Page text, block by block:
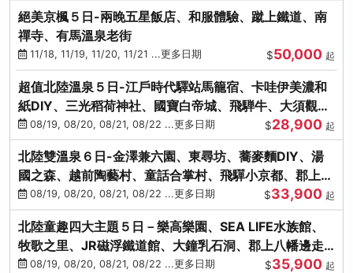
絕美京楓５日-兩晚五星飯店、和服體驗、蹴上鐵道、南
禪寺、有馬溫泉老街
11/18, 11/19, 11/20, 11/21 ...更多日期 $50,000 起
超值北陸溫泉５日-江戶時代驛站馬籠宿、卡哇伊美濃和
紙DIY、三光稻荷神社、國寶白帝城、飛騨牛、大須觀音
街、下呂溫泉
08/19, 08/20, 08/21, 08/22 ...更多日期 $28,900 起
北陸雙溫泉６日-金澤兼六園、東尋坊、蕎麥麵DIY、湯
國之森、越前陶藝村、童話合掌村、飛驒小京都、郡上八
幡08/19, 08/20, 08/21, 08/22 ...更多日期 $33,900 起
北陸童趣四大主題５日－樂高樂園、SEA LIFE水族館、
牧歌之里、JR磁浮鐵道館、大鐘乳石洞、郡上八幡邊走
邊吃08/19, 08/20, 08/21, 08/22 ...更多日期 $35,900 起